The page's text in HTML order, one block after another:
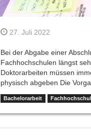
27. Juli 2022
Bei der Abgabe einer
Fachhochschulen längst
Doktorarbeiten müssen
physisch abgeben Die
Bachelorarbeit